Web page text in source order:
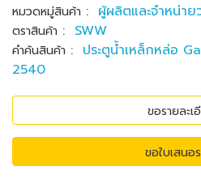
หมวดหมู่สินค้า : ผู้ผลิตและจำหน่าย
ตราสินค้า : SWW
คำค้นสินค้า : ประตูน้ำเหล็กหล่อ
2540
ขอรายละเ
ขอใบเสนอ